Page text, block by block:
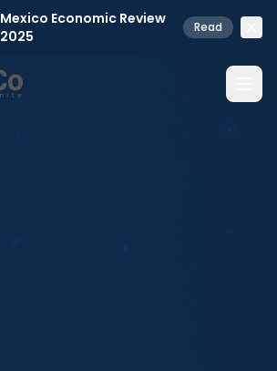
Mexico Economic Review
2025
Read